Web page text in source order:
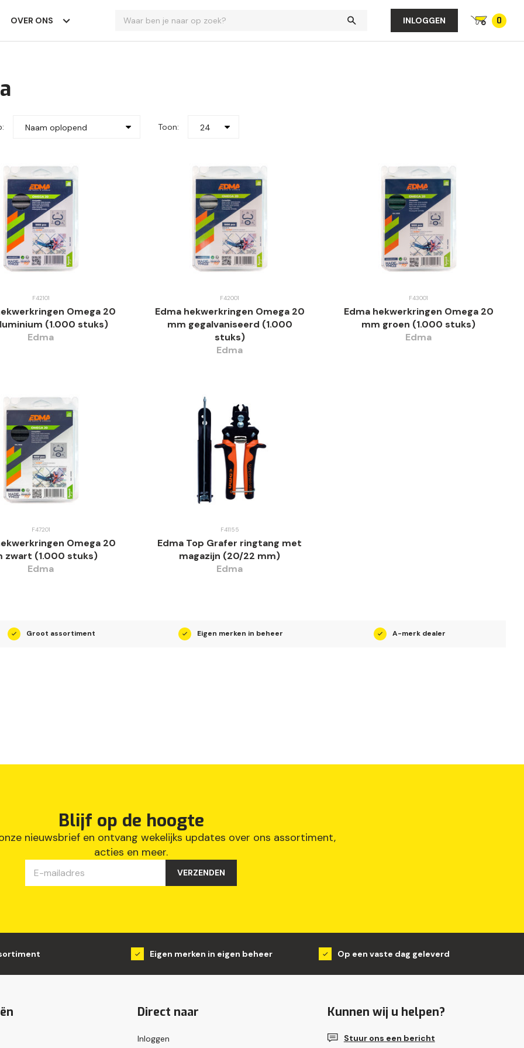
OVER ONS INLOGGEN 0
Naam oplopend Toon: 24
F42101
Omega 20
(1.000 stuks)
Edma
F42001
Edma hekwerkringen Omega 20
mm gegalvaniseerd (1.000
stuks)
Edma
F43001
Edma hekwerkringen Omega 20
mm groen (1.000 stuks)
Edma
F47201
Omega 20
zwart (1.000 stuks)
Edma
F41155
Edma Top Grafer ringtang met
magazijn (20/22 mm)
Edma
Groot assortiment Eigen merken in beheer A-merk dealer
Blijf op de hoogte
nieuwsbrief en ontvang wekelijks updates over ons assortiment,
acties en meer.
VERZENDEN
Eigen merken in eigen beheer Op een vaste dag geleverd
Direct naar
Inloggen
Kunnen wij u helpen?
Stuur ons een bericht